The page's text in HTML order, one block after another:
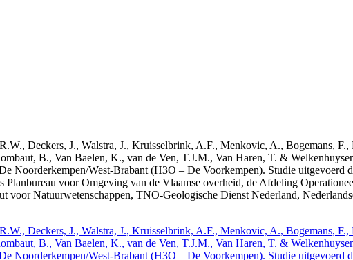
Deckers, J., Walstra, J., Kruisselbrink, A.F., Menkovic, A., Bogemans,
B., Van Baelen, K., van de Ven, T.J.M., Van Haren, T. &
Noorderkempen/West-Brabant (H3O – De Voorkempen). Studie
voor Omgeving van de Vlaamse overheid, de Afdeling
Natuurwetenschappen, TNO-Geologische Dienst Nederland,
Deckers, J., Walstra, J., Kruisselbrink, A.F., Menkovic, A., Bogemans,
B., Van Baelen, K., van de Ven, T.J.M., Van Haren, T. &
Noorderkempen/West-Brabant (H3O – De Voorkempen). Studie